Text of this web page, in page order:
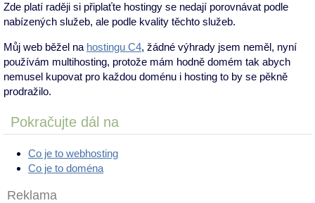
Zde platí raději si připlaťte hostingy se nedají porovnávat podle
nabízených služeb, ale podle kvality těchto služeb.
Můj web běžel na hostingu C4, žádné výhrady jsem neměl, nyní
používám multihosting, protože mám hodně domém tak abych
nemusel kupovat pro každou doménu i hosting to by se pěkně
prodražilo.
Pokračujte dál na
Co je to webhosting
Co je to doména
Reklama